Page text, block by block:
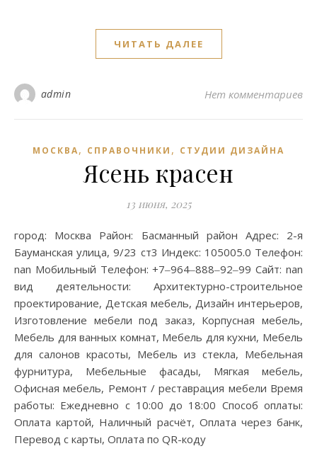
ЧИТАТЬ ДАЛЕЕ
admin Нет комментариев
МОСКВА, СПРАВОЧНИКИ , СТУДИИ ДИЗАЙНА
Ясень красен
13 июня, 2025
город: Москва Район: Басманный район Адрес: 2-я
Бауманская улица, 9/23 ст3 Индекс: 105005.0 Телефон:
nan Мобильный Телефон: +7‒964‒888‒92‒99 Сайт: nan
вид деятельности: Архитектурно-строительное
проектирование, Детская мебель, Дизайн интерьеров,
Изготовление мебели под заказ, Корпусная мебель,
Мебель для ванных комнат, Мебель для кухни, Мебель
для салонов красоты, Мебель из стекла, Мебельная
фурнитура, Мебельные фасады, Мягкая мебель,
Офисная мебель, Ремонт / реставрация мебели Время
работы: Ежедневно с 10:00 до 18:00 Способ оплаты:
Оплата картой, Наличный расчёт, Оплата через банк,
Перевод с карты, Оплата по QR-коду